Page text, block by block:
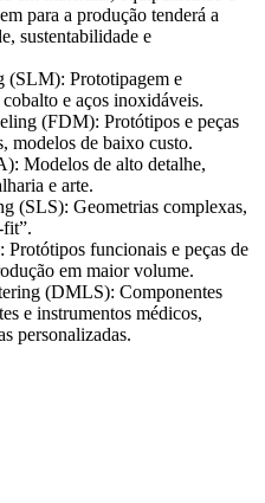
para a produção tenderá a
sustentabilidade e
(SLM): Prototipagem e
e aços inoxidáveis.
(FDM): Protótipos e peças
modelos de baixo custo.
Modelos de alto detalhe,
e arte.
(SLS): Geometrias complexas,
fit”.
Protótipos funcionais e peças de
em maior volume.
(DMLS): Componentes
e instrumentos médicos,
personalizadas.